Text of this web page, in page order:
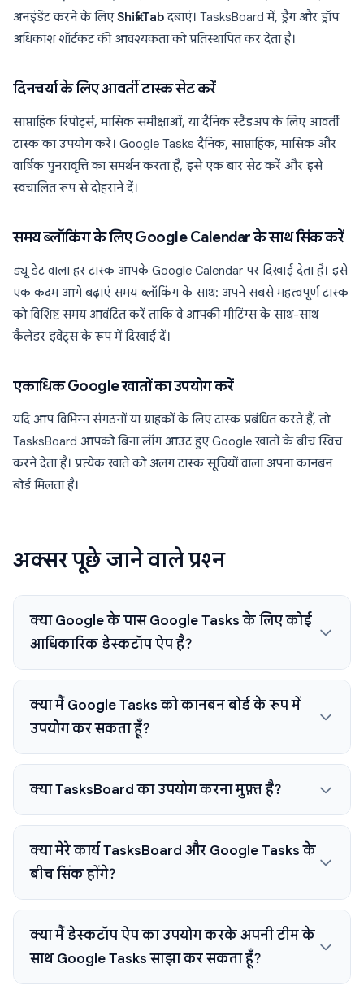
अनइंडेंट करने के लिएShift+Tabदबाएं। TasksBoard में, ड्रैग और ड्रॉप
अधिकांश शॉर्टकट की आवश्यकता को प्रतिस्थापित कर देता है।
दिनचर्या के लिए आवर्ती टास्क सेट करें
साप्ताहिक रिपोर्ट्स, मासिक समीक्षाओं, या दैनिक स्टैंडअप के लिए आवर्ती
टास्क का उपयोग करें। Google Tasks दैनिक, साप्ताहिक, मासिक और
वार्षिक पुनरावृत्ति का समर्थन करता है, इसे एक बार सेट करें और इसे
स्वचालित रूप से दोहराने दें।
समय ब्लॉकिंग के लिए Google Calendar के साथ सिंक करें
ड्यू डेट वाला हर टास्क आपके Google Calendar पर दिखाई देता है। इसे
एक कदम आगे बढ़ाएं समय ब्लॉकिंग के साथ: अपने सबसे महत्वपूर्ण टास्क
को विशिष्ट समय आवंटित करें ताकि वे आपकी मीटिंग्स के साथ-साथ
कैलेंडर इवेंट्स के रूप में दिखाई दें।
एकाधिक Google खातों का उपयोग करें
यदि आप विभिन्न संगठनों या ग्राहकों के लिए टास्क प्रबंधित करते हैं, तो
TasksBoard आपको बिना लॉग आउट हुए Google खातों के बीच स्विच
करने देता है। प्रत्येक खाते को अलग टास्क सूचियों वाला अपना कानबन
बोर्ड मिलता है।
अक्सर पूछे जाने वाले प्रश्न
क्या Google के पास Google Tasks के लिए कोई
आधिकारिक डेस्कटॉप ऐप है?
क्या मैं Google Tasks को कानबन बोर्ड के रूप में
उपयोग कर सकता हूँ?
क्या TasksBoard का उपयोग करना मुफ़्त है?
क्या मेरे कार्य TasksBoard और Google Tasks के
बीच सिंक होंगे?
क्या मैं डेस्कटॉप ऐप का उपयोग करके अपनी टीम के
साथ Google Tasks साझा कर सकता हूँ?